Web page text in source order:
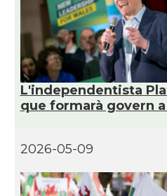
CAMON
CAMON
CAMON CATALANS
CAMON
CAMON Catalans
L'independentista
que formarà govern a
2026-05-09